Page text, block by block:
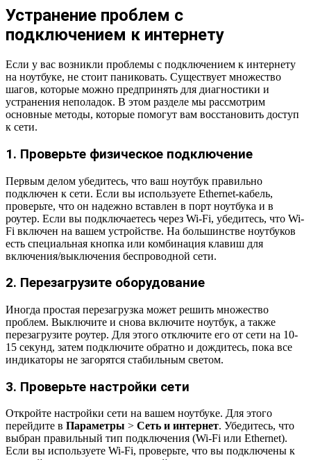
Устранение проблем с
подключением к интернету
Если у вас возникли проблемы с подключением к интернету
на ноутбуке, не стоит паниковать. Существует множество
шагов, которые можно предпринять для диагностики и
устранения неполадок. В этом разделе мы рассмотрим
основные методы, которые помогут вам восстановить доступ
к сети.
1. Проверьте физическое подключение
Первым делом убедитесь, что ваш ноутбук правильно
подключен к сети. Если вы используете Ethernet-кабель,
проверьте, что он надежно вставлен в порт ноутбука и в
роутер. Если вы подключаетесь через Wi-Fi, убедитесь, что Wi-
Fi включен на вашем устройстве. На большинстве ноутбуков
есть специальная кнопка или комбинация клавиш для
включения/выключения беспроводной сети.
2. Перезагрузите оборудование
Иногда простая перезагрузка может решить множество
проблем. Выключите и снова включите ноутбук, а также
перезагрузите роутер. Для этого отключите его от сети на 10-
15 секунд, затем подключите обратно и дождитесь, пока все
индикаторы не загорятся стабильным светом.
3. Проверьте настройки сети
Откройте настройки сети на вашем ноутбуке. Для этого
перейдите в Параметры > Сеть и интернет. Убедитесь, что
выбран правильный тип подключения (Wi-Fi или Ethernet).
Если вы используете Wi-Fi, проверьте, что вы подключены к